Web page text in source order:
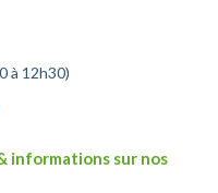
à 12h30)
informations sur nos